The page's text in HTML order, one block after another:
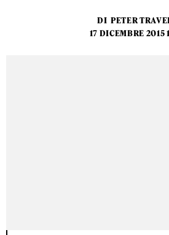
DI PETER
17 DICEMBRE 2015